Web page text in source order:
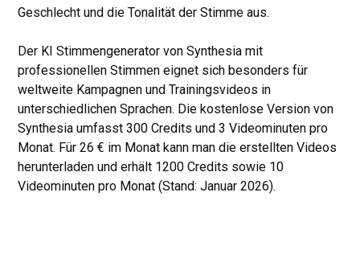
Geschlecht und die Tonalität der Stimme aus.
Der KI Stimmengenerator von Synthesia mit
professionellen Stimmen eignet sich besonders für
weltweite Kampagnen und Trainingsvideos in
unterschiedlichen Sprachen. Die kostenlose Version von
Synthesia umfasst 300 Credits und 3 Videominuten pro
Monat. Für 26 € im Monat kann man die erstellten Videos
herunterladen und erhält 1200 Credits sowie 10
Videominuten pro Monat (Stand: Januar 2026).